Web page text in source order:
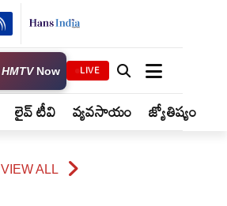
HMTVNow LIVE
లైవ్ టీవి వ్యవసాయం జ్యోతిష్యం
VIEW ALL